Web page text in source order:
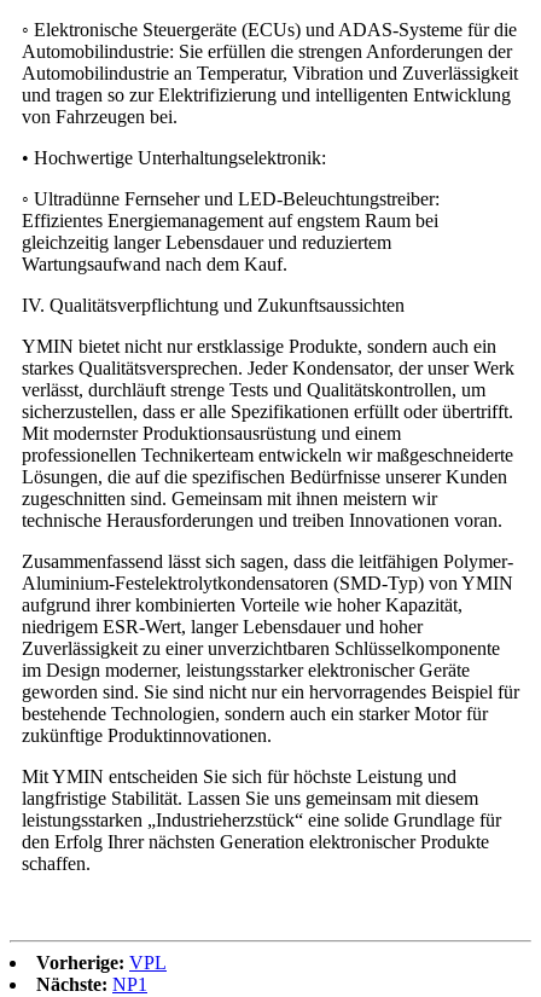
◦ Elektronische Steuergeräte (ECUs) und ADAS-Systeme für die
Automobilindustrie: Sie erfüllen die strengen Anforderungen der
Automobilindustrie an Temperatur, Vibration und Zuverlässigkeit
und tragen so zur Elektrifizierung und intelligenten Entwicklung
von Fahrzeugen bei.
• Hochwertige Unterhaltungselektronik:
◦ Ultradünne Fernseher und LED-Beleuchtungstreiber:
Effizientes Energiemanagement auf engstem Raum bei
gleichzeitig langer Lebensdauer und reduziertem
Wartungsaufwand nach dem Kauf.
IV. Qualitätsverpflichtung und Zukunftsaussichten
YMIN bietet nicht nur erstklassige Produkte, sondern auch ein
starkes Qualitätsversprechen. Jeder Kondensator, der unser Werk
verlässt, durchläuft strenge Tests und Qualitätskontrollen, um
sicherzustellen, dass er alle Spezifikationen erfüllt oder übertrifft.
Mit modernster Produktionsausrüstung und einem
professionellen Technikerteam entwickeln wir maßgeschneiderte
Lösungen, die auf die spezifischen Bedürfnisse unserer Kunden
zugeschnitten sind. Gemeinsam mit ihnen meistern wir
technische Herausforderungen und treiben Innovationen voran.
Zusammenfassend lässt sich sagen, dass die leitfähigen Polymer-
Aluminium-Festelektrolytkondensatoren (SMD-Typ) von YMIN
aufgrund ihrer kombinierten Vorteile wie hoher Kapazität,
niedrigem ESR-Wert, langer Lebensdauer und hoher
Zuverlässigkeit zu einer unverzichtbaren Schlüsselkomponente
im Design moderner, leistungsstarker elektronischer Geräte
geworden sind. Sie sind nicht nur ein hervorragendes Beispiel für
bestehende Technologien, sondern auch ein starker Motor für
zukünftige Produktinnovationen.
Mit YMIN entscheiden Sie sich für höchste Leistung und
langfristige Stabilität. Lassen Sie uns gemeinsam mit diesem
leistungsstarken „Industrieherzstück“ eine solide Grundlage für
den Erfolg Ihrer nächsten Generation elektronischer Produkte
schaffen.
Vorherige: VPL
Nächste: NP1